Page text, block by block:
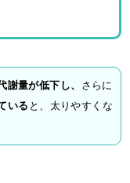
謝量が低下し、 さらに
いる と、太りやすくな